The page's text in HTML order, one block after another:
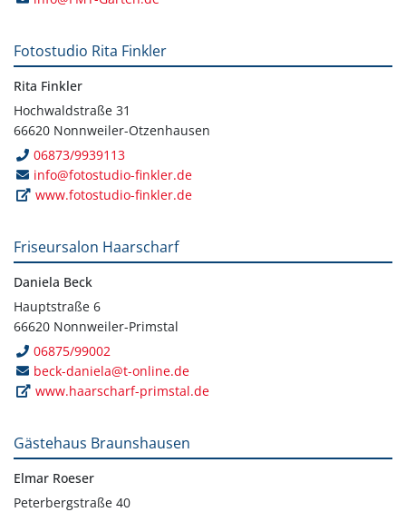
Fotostudio Rita Finkler
Rita Finkler
Hochwaldstraße 31
66620 Nonnweiler-Otzenhausen
06873/9939113
info@fotostudio-finkler.de
www.fotostudio-finkler.de
Friseursalon Haarscharf
Daniela Beck
Hauptstraße 6
66620 Nonnweiler-Primstal
06875/99002
beck-daniela@t-online.de
www.haarscharf-primstal.de
Gästehaus Braunshausen
Elmar Roeser
Peterbergstraße 40